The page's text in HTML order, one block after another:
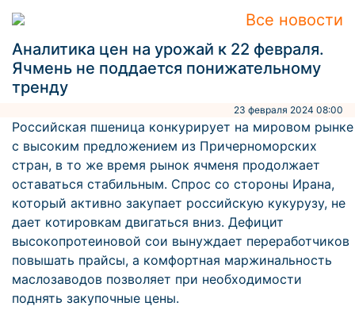
Все новости
Аналитика цен на урожай к 22 февраля.
Ячмень не поддается понижательному
тренду
23 февраля 2024 08:00
Российская пшеница конкурирует на мировом рынке
с высоким предложением из Причерноморских
стран, в то же время рынок ячменя продолжает
оставаться стабильным. Спрос со стороны Ирана,
который активно закупает российскую кукурузу, не
дает котировкам двигаться вниз. Дефицит
высокопротеиновой сои вынуждает переработчиков
повышать прайсы, а комфортная маржинальность
маслозаводов позволяет при необходимости
поднять закупочные цены.